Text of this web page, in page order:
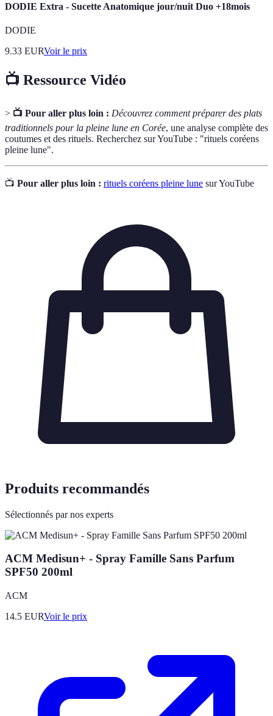
DODIE Extra - Sucette Anatomique jour/nuit Duo +18mois
DODIE
9.33 EURVoir le prix
📺 Ressource Vidéo
> 📺 Pour aller plus loin : Découvrez comment préparer des plats
traditionnels pour la pleine lune en Corée, une analyse complète des
coutumes et des rituels. Recherchez sur YouTube : "rituels coréens
pleine lune".
📺 Pour aller plus loin : rituels coréens pleine lune sur YouTube
Produits recommandés
Sélectionnés par nos experts
ACM Medisun+ - Spray Famille Sans Parfum
SPF50 200ml
ACM
14.5 EURVoir le prix